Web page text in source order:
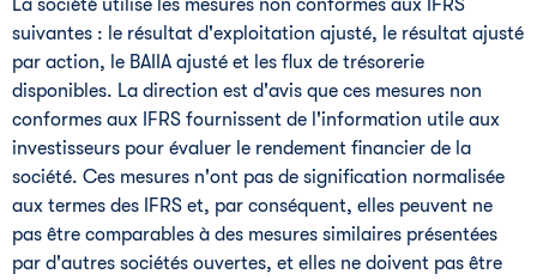
La société utilise les mesures non conformes aux IFRS
suivantes : le résultat d'exploitation ajusté, le résultat ajusté
par action, le BAIIA ajusté et les flux de trésorerie
disponibles. La direction est d'avis que ces mesures non
conformes aux IFRS fournissent de l'information utile aux
investisseurs pour évaluer le rendement financier de la
société. Ces mesures n'ont pas de signification normalisée
aux termes des IFRS et, par conséquent, elles peuvent ne
pas être comparables à des mesures similaires présentées
par d'autres sociétés ouvertes, et elles ne doivent pas être